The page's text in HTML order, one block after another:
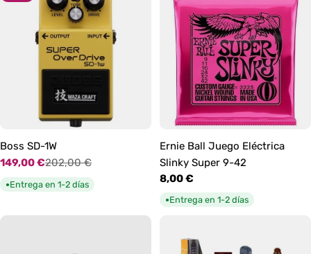
Boss SD-1W
Precio
de
oferta
149,00 €
Precio
habitual
202,00 €
●Entrega en 1-2 días
Ernie Ball Juego Eléctrica
Slinky Super 9-42
Precio
habitual
8,00 €
●Entrega en 1-2 días